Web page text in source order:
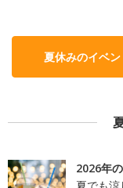
夏休みのイベ
2026年